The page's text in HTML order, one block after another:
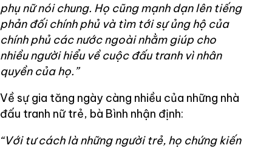
phụ nữ nói chung. Họ cũng mạnh dạn lên tiếng
phản đối chính phủ và tìm tới sự ủng hộ của
chính phủ các nước ngoài nhằm giúp cho
nhiều người hiểu về cuộc đấu tranh vì nhân
quyền của họ.”
Về sự gia tăng ngày càng nhiều của những nhà
đấu tranh nữ trẻ, bà Bình nhận định:
“Với tư cách là những người trẻ, họ chứng kiến